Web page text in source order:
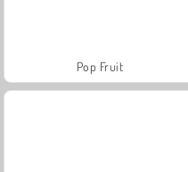
Pop Fruit